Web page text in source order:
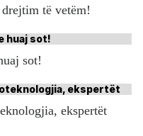
të vetëm!
sot!
ekspertët